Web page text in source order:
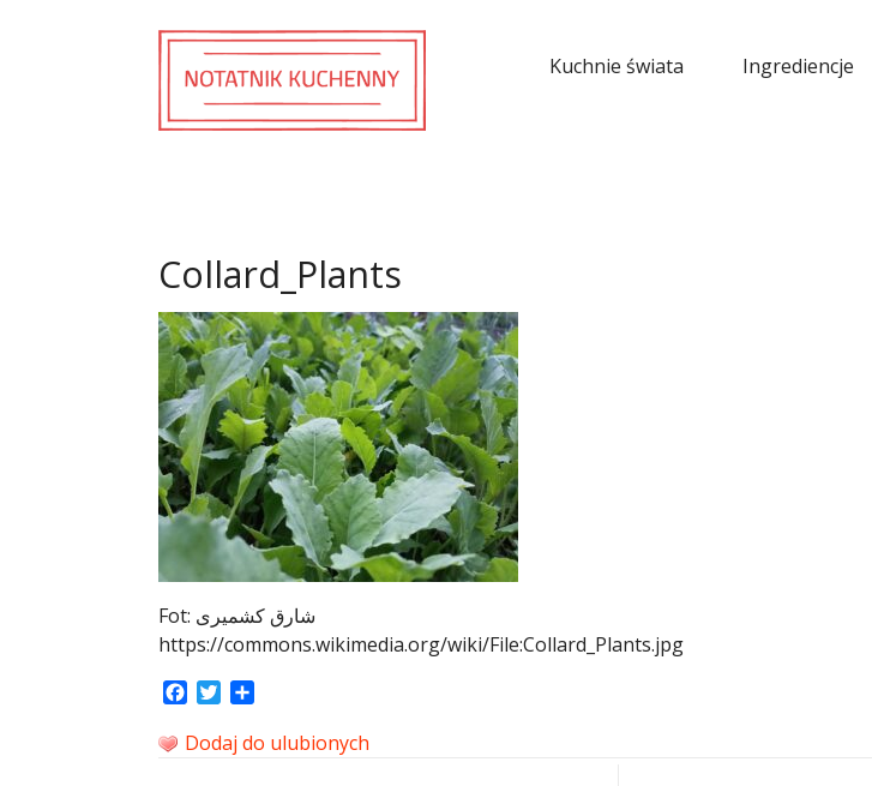
Kuchnie świata Ingrediencje
Collard_Plants
Fot: شارق کشمیری
https://commons.wikimedia.org/wiki/File:Collard_Plants.jpg
Facebook
Twitter
Dodaj do ulubionych